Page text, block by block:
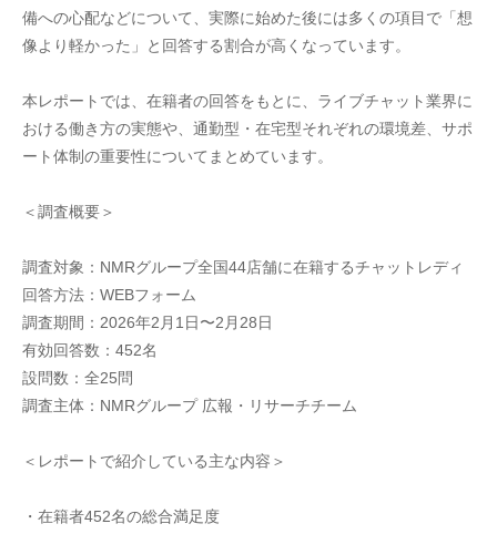
備への心配などについて、実際に始めた後には多くの項目で「想
像より軽かった」と回答する割合が高くなっています。
本レポートでは、在籍者の回答をもとに、ライブチャット業界に
おける働き方の実態や、通勤型・在宅型それぞれの環境差、サポ
ート体制の重要性についてまとめています。
＜調査概要＞
調査対象：NMRグループ全国44店舗に在籍するチャットレディ
回答方法：WEBフォーム
調査期間：2026年2月1日〜2月28日
有効回答数：452名
設問数：全25問
調査主体：NMRグループ 広報・リサーチチーム
＜レポートで紹介している主な内容＞
・在籍者452名の総合満足度